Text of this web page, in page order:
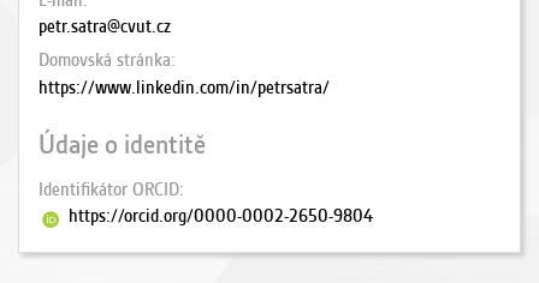
petr.satra@cvut.cz
Domovská stránka
https://www.linkedin.com/in/petrsatra/
Údaje o identitě
Identifikátor ORCID
https://orcid.org/0000-0002-2650-9804